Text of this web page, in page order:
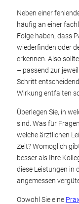
Neben einer
häufig an einer
Folge haben, dass
wiederfinden oder
erkennen. Also
– passend zur
Schritt
Wirkung entfalten
Überlegen Sie, in
sind. Was für
welche ärztlichen
Zeit? Womöglich
besser als Ihre
diese Leistungen in
angemessen
Obwohl Sie eine